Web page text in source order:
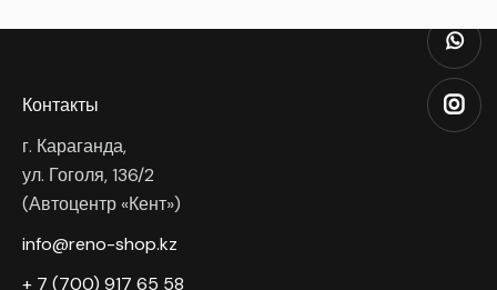
Контакты
г. Караганда,
ул. Гоголя, 136/2
(Автоцентр «Кент»)
info@reno-shop.kz
+ 7 (700) 917 65 58